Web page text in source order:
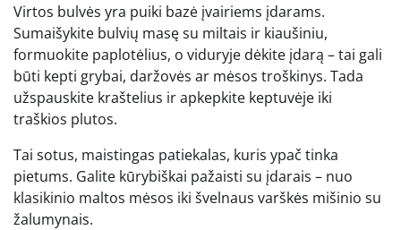
Virtos bulvės yra puiki bazė įvairiems įdarams.
Sumaišykite bulvių masę su miltais ir kiaušiniu,
formuokite paplotėlius, o viduryje dėkite įdarą – tai gali
būti kepti grybai, daržovės ar mėsos troškinys. Tada
užspauskite kraštelius ir apkepkite keptuvėje iki
traškios plutos.
Tai sotus, maistingas patiekalas, kuris ypač tinka
pietums. Galite kūrybiškai pažaisti su įdarais – nuo
klasikinio maltos mėsos iki švelnaus varškės mišinio su
žalumynais.